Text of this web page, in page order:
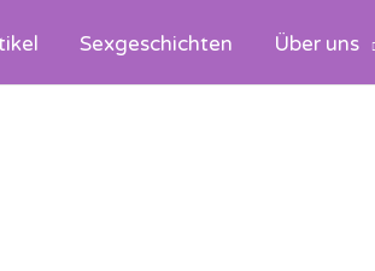
Sexgeschichten Über uns